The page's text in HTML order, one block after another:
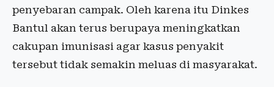
penyebaran campak. Oleh karena itu Dinkes
Bantul akan terus berupaya meningkatkan
cakupan imunisasi agar kasus penyakit
tersebut tidak semakin meluas di masyarakat.